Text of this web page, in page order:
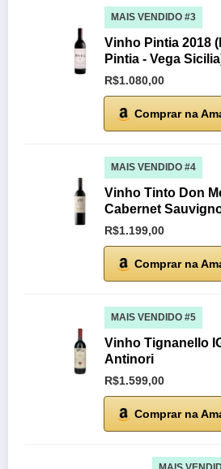
MAIS VENDIDO #3
Vinho Pintia 2018
Pintia - Vega
R$1.080,00
Comprar na
MAIS VENDIDO #4
Vinho Tinto Don
Cabernet
R$1.199,00
Comprar na
MAIS VENDIDO #5
Vinho Tignanello
Antinori
R$1.599,00
Comprar na